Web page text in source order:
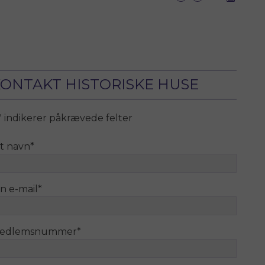
HISTORISKE HUSE
indikerer påkrævede felter
navn*
e-mail *
*